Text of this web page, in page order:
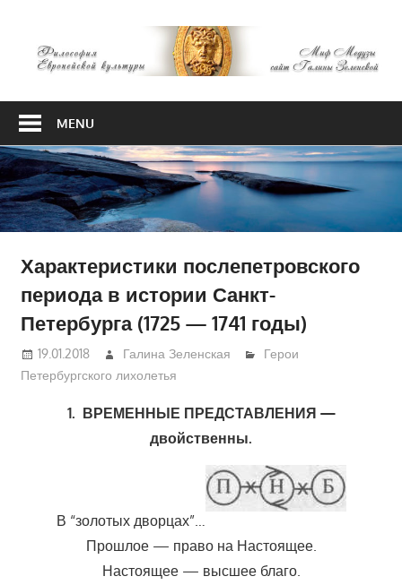
content
Европейской
MENU
Характеристики послепетровского
периода в истории Санкт-
Петербурга (1725 — 1741 годы)
19.01.2018 Галина Зеленская
Герои
Петербургского лихолетья
1. ВРЕМЕННЫЕ ПРЕДСТАВЛЕНИЯ —
двойственны.
В “золотых дворцах”…
Прошлое — право на Настоящее.
Настоящее — высшее благо.